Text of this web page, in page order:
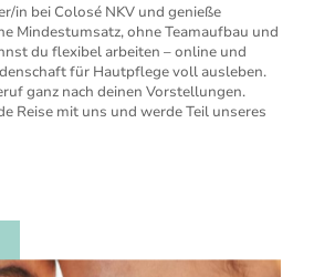
in bei Colosé NKV und genieße
Mindestumsatz, ohne Teamaufbau und
du flexibel arbeiten – online und
für Hautpflege voll ausleben.
ganz nach deinen Vorstellungen.
Reise mit uns und werde Teil unseres